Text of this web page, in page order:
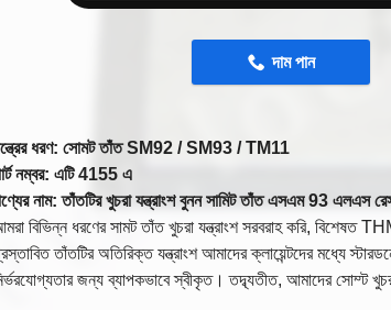
দাম পান
ধরণ: সোমট তাঁত SM92 / SM93 / TM11
নম্বর: এটি 4155 এ
নাম: তাঁতটির খুচরা যন্ত্রাংশ বুনন সামিট তাঁত এসএম 93 এলএস
বিভিন্ন ধরণের সামট তাঁত খুচরা যন্ত্রাংশ সরবরাহ করি,
তাঁতটির অতিরিক্ত যন্ত্রাংশ আমাদের ক্লায়েন্টদের মধ্যে
জন্য ব্যাপকভাবে স্বীকৃত। তদ্ব্যতীত, আমাদের সোম্ট